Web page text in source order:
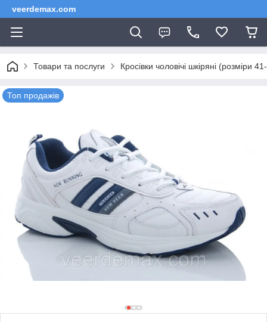
veerdemax.com
Товари та послуги Кросівки чоловічі шкіряні (розміри
Топ продажів